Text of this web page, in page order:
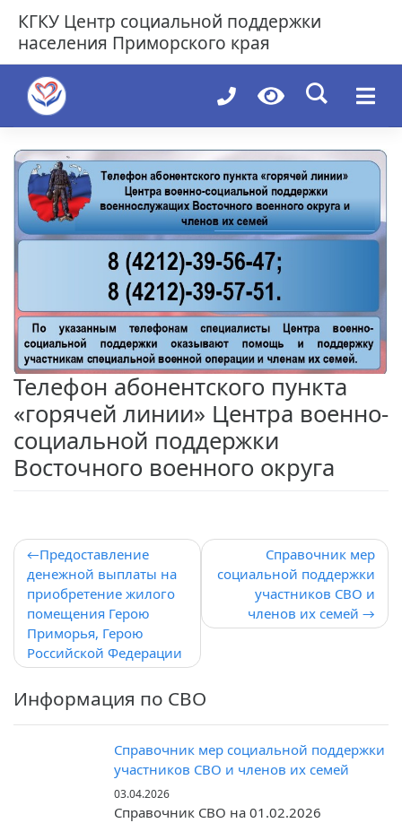
content
КГКУ Центр социальной поддержки
населения Приморского края
Телефон абонентского пункта
«горячей линии» Центра военно-
социальной поддержки
Восточного военного округа
Навигация
по
записям
Предоставление
денежной выплаты на
приобретение жилого
помещения Герою
Приморья, Герою
Российской Федерации
Справочник мер
социальной поддержки
участников СВО и
членов их семей
Информация по СВО
Справочник мер социальной поддержки
участников СВО и членов их семей
03.04.2026
Справочник СВО на 01.02.2026